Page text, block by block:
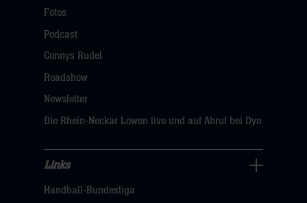
Navigation
öffnen,
dann
hier
Fotos
Podcast
Connys Rudel
Roadshow
Newsletter
Die Rhein-Neckar Löwen live und auf Abruf bei Dyn
Navigation
Links
Handball-Bundesliga